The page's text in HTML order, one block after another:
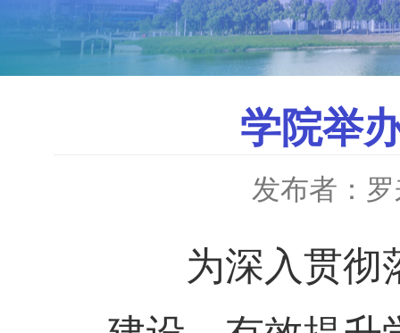
学院举
发布者：
为深入贯彻落